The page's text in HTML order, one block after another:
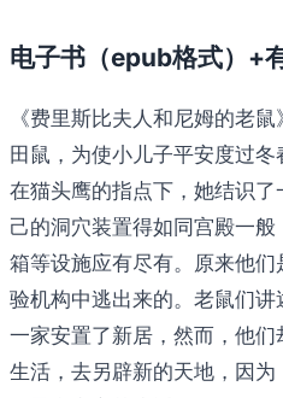
电子书（epub格式）+
《费里斯比夫人和尼姆的老
田鼠，为使小儿子平安度过冬
在猫头鹰的指点下，她结识
己的洞穴装置得如同宫殿一
箱等设施应有尽有。原来他
验机构中逃出来的。老鼠们
一家安置了新居，然而，他
生活，去另辟新的天地，因